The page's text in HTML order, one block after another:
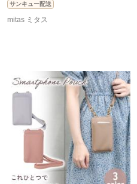
サンキュー配送
mitas ミタス